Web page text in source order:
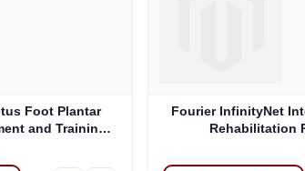
Foot Plantar
and Training
Fourier InfinityNet
Rehabilitation